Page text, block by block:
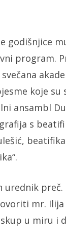
godišnjice
program.
koje su
ansambl
s
preč.
mr.
u miru i